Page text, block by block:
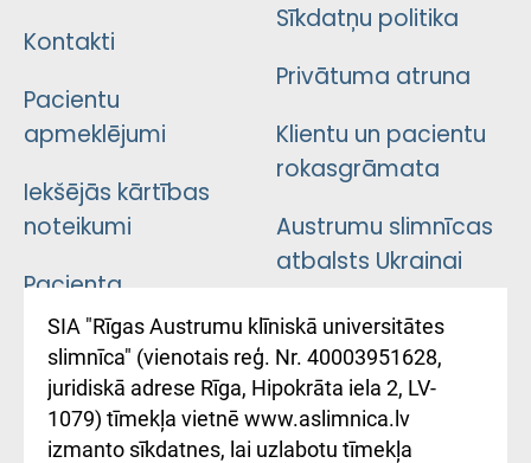
Kontakti
Pacientu
apmeklējumi
Iekšējās kārtības
noteikumi
Pacienta
atsauksmju/sūdzību
iesniegšanas
kārtība
Kā pie mums nokļūt
Sīkdatņu politika
Privātuma atruna
Klientu un pacientu
rokasgrāmata
Austrumu slimnīcas
atbalsts Ukrainai
Підтримка Східної
лікарні та співпраця з
Україною
SIA "Rīgas Austrumu klīniskā universitātes
slimnīca" (vienotais reģ. Nr. 40003951628,
juridiskā adrese Rīga, Hipokrāta iela 2, LV-
1079) tīmekļa vietnē www.aslimnica.lv
izmanto sīkdatnes, lai uzlabotu tīmekļa